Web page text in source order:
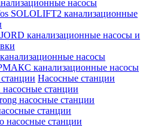
насосы
SOLOLIFT2 канализационные
канализационные насосы и
насосы
канализационные насосы
Насосные станции
станции
насосные станции
станции
насосные станции